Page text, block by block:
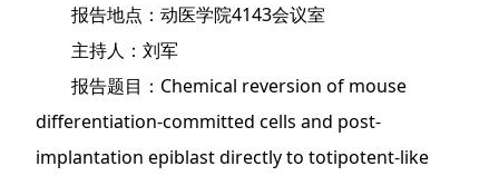
报告地点：动医学院4143会议室
主持人：刘军
报告题目：Chemical reversion of mouse
differentiation-committed cells and post-
implantation epiblast directly to totipotent-like